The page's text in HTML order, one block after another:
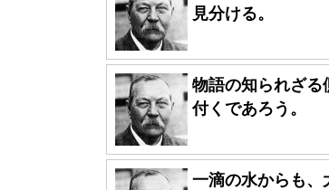
見分ける。
物語の知られざる
付くであろう。
一滴の水からも、